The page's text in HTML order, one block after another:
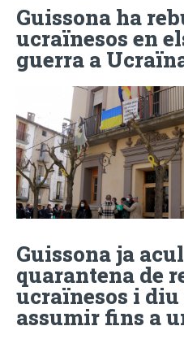
Guissona ha
ucraïnesos en
guerra a
Guissona ja
quarantena de
ucraïnesos i diu
assumir fins a